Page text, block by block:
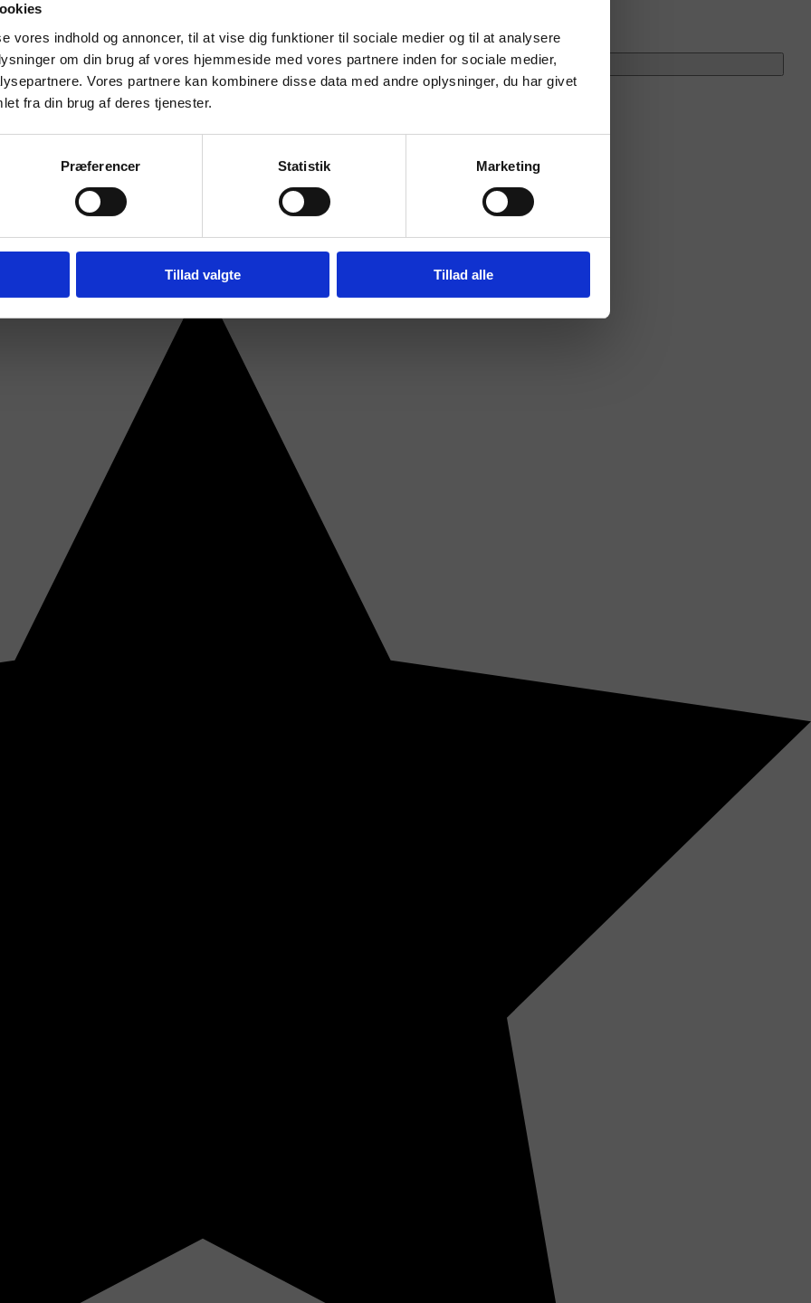
vores indhold og annoncer, til at vise dig funktioner til sociale medier og til at analysere
om din brug af vores hjemmeside med vores partnere inden for sociale medier,
Vores partnere kan kombinere disse data med andre oplysninger, du har givet
fra din brug af deres tjenester.
Præferencer Statistik Marketing
Tillad valgte Tillad alle
Bliv kontaktet